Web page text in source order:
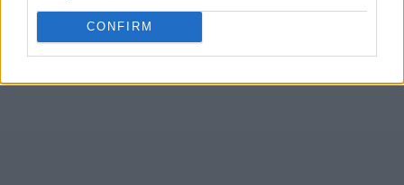
CONFIRM